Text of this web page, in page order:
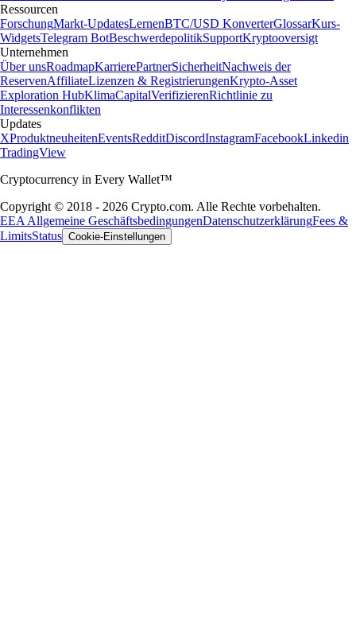
Ressourcen
ForschungMarkt-UpdatesLernenBTC/USD KonverterGlossarKurs-
WidgetsTelegram BotBeschwerdepolitikSupportKryptooversigt
Unternehmen
Über unsRoadmapKarrierePartnerSicherheitNachweis der
ReservenAffiliateLizenzen & RegistrierungenKrypto-Asset
Exploration HubKlimaCapitalVerifizierenRichtlinie zu
Interessenkonflikten
Updates
XProduktneuheitenEventsRedditDiscordInstagramFacebookLinkedin
TradingView
Cryptocurrency in Every Wallet™
Copyright © 2018 - 2026 Crypto.com. Alle Rechte vorbehalten.
EEA Allgemeine GeschäftsbedingungenDatenschutzerklärungFees &
LimitsStatus Cookie-Einstellungen